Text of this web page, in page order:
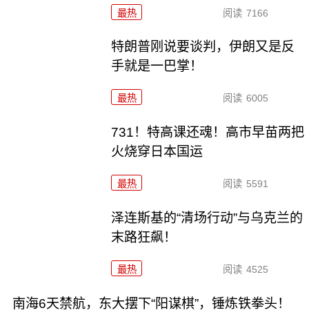
最热 阅读 7166
特朗普刚说要谈判，伊朗又是反
手就是一巴掌！
最热 阅读 6005
731！特高课还魂！高市早苗两把
火烧穿日本国运
最热 阅读 5591
泽连斯基的“清场行动”与乌克兰的
末路狂飙！
最热 阅读 4525
南海6天禁航，东大摆下“阳谋棋”，锤炼铁拳头！